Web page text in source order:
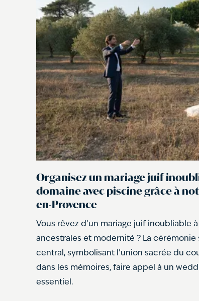
Organisez un mariage juif
domaine avec piscine grâce à
en-Provence
Vous rêvez d’un mariage juif inoubliable
ancestrales et modernité ? La
central, symbolisant l’union sacrée du
dans les mémoires, faire appel à un
essentiel.